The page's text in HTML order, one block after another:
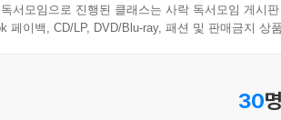
여 초대된 손님들은 저마다 기괴하고도 슬
을까? 그리고 오치카가 잊으려 해도 잊을 수
서모임으로 진행된 클래스는 사락 독서모임 게시
페이백, CD/LP, DVD/Blu-ray, 패션 및 판매금지 상
30